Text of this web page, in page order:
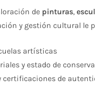
de pinturas,
y gestión cultural le
artísticas
y estado de
certificaciones de